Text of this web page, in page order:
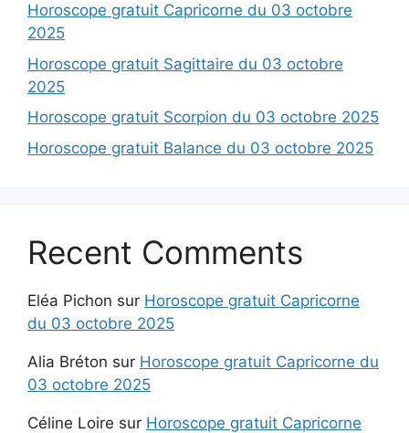
Horoscope gratuit Capricorne du 03 octobre
2025
Horoscope gratuit Sagittaire du 03 octobre
2025
Horoscope gratuit Scorpion du 03 octobre 2025
Horoscope gratuit Balance du 03 octobre 2025
Recent Comments
Eléa Pichon sur Horoscope gratuit Capricorne
du 03 octobre 2025
Alia Bréton sur Horoscope gratuit Capricorne du
03 octobre 2025
Céline Loire sur Horoscope gratuit Capricorne